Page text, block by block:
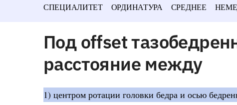
СПЕЦИАЛИТЕТ ОРДИНАТУРА СРЕДНЕЕ
Под offset
расстояние между
1) центром ротации головки бедра и осью